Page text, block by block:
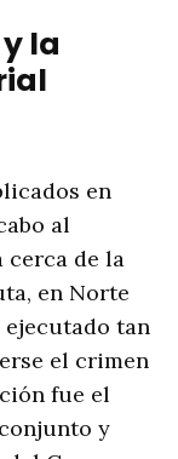
la
en
al
cerca de la
en Norte
tan
el crimen
fue el
y